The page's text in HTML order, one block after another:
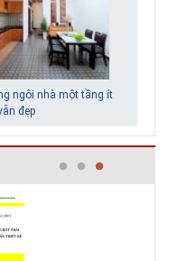
ngôi nhà một tầng ít
đẹp